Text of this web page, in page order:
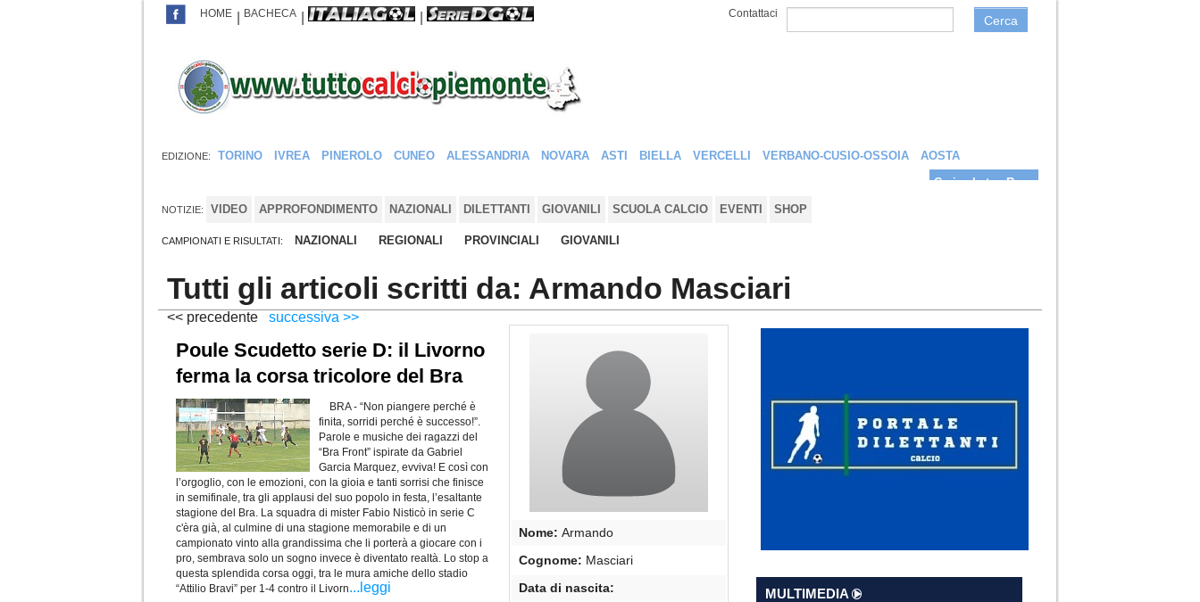
HOME BACHECA Contattaci Cerca
EDIZIONE: TORINO IVREA PINEROLO CUNEO ALESSANDRIA NOVARA ASTI BIELLA VERCELLI VERBANO-CUSIO-OSSOIA
AOSTA
Carica la tua Rosa
NOTIZIE: VIDEO APPROFONDIMENTO NAZIONALI DILETTANTI GIOVANILI SCUOLA CALCIO EVENTI SHOP
CAMPIONATI E RISULTATI: NAZIONALI REGIONALI PROVINCIALI GIOVANILI
Tutti gli articoli scritti da: Armando Masciari
<< precedente successiva >>
Poule Scudetto serie D: il Livorno
ferma la corsa tricolore del Bra
BRA - “Non piangere perché è
finita, sorridi perché è successo!”.
Parole e musiche dei ragazzi del
“Bra Front” ispirate da Gabriel
Garcia Marquez, evviva! E così con
l’orgoglio, con le emozioni, con la gioia e tanti sorrisi che finisce
in semifinale, tra gli applausi del suo popolo in festa, l’esaltante
stagione del Bra. La squadra di mister Fabio Nisticò in serie C
c'èra già, al culmine di una stagione memorabile e di un
campionato vinto alla grandissima che li porterà a giocare con i
pro, sembrava solo un sogno invece è diventato realtà. Lo stop a
questa splendida corsa oggi, tra le mura amiche dello stadio
“Attilio Bravi” per 1-4 contro il Livorn...leggi
Nome: Armando
Cognome: Masciari
Data di nascita:
MULTIMEDIA